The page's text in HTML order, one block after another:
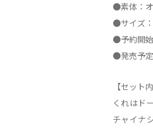
●素体：
●サイズ
●予約開
●発売予
【セット
くれはド
チャイナ